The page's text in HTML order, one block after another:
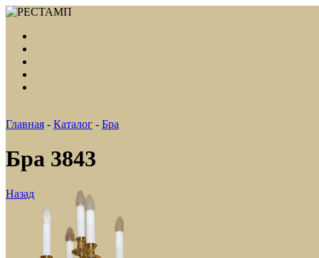
Главная - Каталог - Бра
Бра 3843
Назад